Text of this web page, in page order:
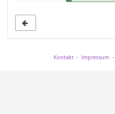
Kontakt Impressum